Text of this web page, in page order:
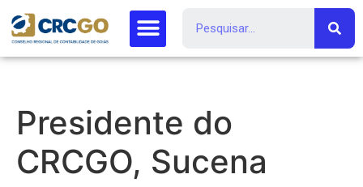
Presidente do
CRCGO, Sucena